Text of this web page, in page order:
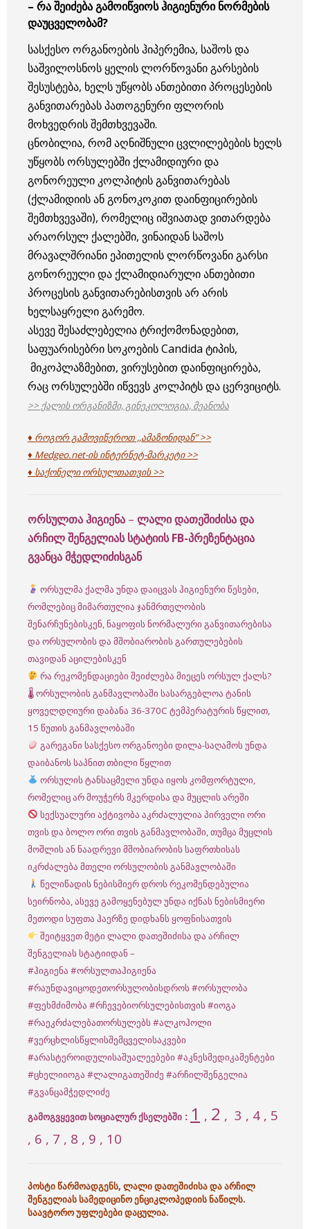
– რა შეიძება გამოიწვიოს ჰიგიენური ნორმების
დაუცველობამ?
სასქესო ორგანოების ჰიპერემია, საშოს და
საშვილოსნოს ყელის ლორწოვანი გარსების
შესუსტება, ხელს უწყობს ანთებითი პროცესების
განვითარებას პათოგენური ფლორის
მოხვედრის შემთხვევაში.
ცნობილია, რომ აღნიშნული ცვლილებების ხელს
უწყობს ორსულებში ქლამიდიური და
გონორეული კოლპიტის განვითარებას
(ქლამიდიის ან გონოკოკით დაინფიცირების
შემთხვევაში), რომელიც იშვიათად ვითარდება
არაორსულ ქალებში, ვინაიდან საშოს
მრავალშრიანი ეპითელის ლორწოვანი გარსი
გონორეული და ქლამიდიარული ანთებითი
პროცესის განვითარებისთვის არ არის
ხელსაყრელი გარემო.
ასევე შესაძლებელია ტრიქომონადებით,
საფუარისებრი სოკოების Candida ტიპის,
მიკოპლაზმებით, ვირუსებით დაინფიცირება,
რაც ორსულებში იწვევს კოლპიტს და ცერვიციტს.
>> ქალის ორგანიზმი, გინეკოლოგია, მეანობა
♦ როგორ გამოვიწეროთ ,,ამაზონიდან” >>
♦ Medgeo.net-ის ინტერნეტ-მარკეტი >>
♦ საქონელი ორსულთათვის >>
ორსულთა ჰიგიენა – ლალი დათეშიძისა და
არჩილ შენგელიას სტატიის FB-პრეზენტაცია
გვანცა მჭედლიძისგან
ორსულმა ქალმა უნდა დაიცვას ჰიგიენური წესები,
რომლებიც მიმართულია ჯანმრთელობის
შენარჩუნებისკენ, ნაყოფის ნორმალური განვითარებისა
და ორსულობის და მშობიარობის გართულებების
თავიდან აცილებისკენ
რა რეკომენდაციები შეიძლება მიეცეს ორსულ ქალს?
🌡 ორსულობის განმავლობაში სასარგებლოა ტანის
ყოველდღიური დაბანა 36-370C ტემპერატურის წყლით,
15 წუთის განმავლობაში
გარეგანი სასქესო ორგანოები დილა-საღამოს უნდა
დაიბანოს საპნით თბილი წყლით
ორსულის ტანსაცმელი უნდა იყოს კომფორტული,
რომელიც არ მოუჭერს მკერდისა და მუცლის არეში
სექსუალური აქტივობა აკრძალულია პირველი ორი
თვის და ბოლო ორი თვის განმავლობაში, თუმცა მუცლის
მოშლის ან ნაადრევი მშობიარობის საფრთხისას
იკრძალება მთელი ორსულობის განმავლობაში
წელიწადის ნებისმიერ დროს რეკომენდებულია
სეირნობა, ასევე გამოყენებულ უნდა იქნას ნებისმიერი
მეთოდი სუფთა ჰაერზე დიდხანს ყოფნისათვის
შეიტყვეთ მეტი ლალი დათეშიძისა და არჩილ
შენგელიას სტატიიდან –
#ჰიგიენა #ორსულთაჰიგიენა
#რაუნდავიცოდეთორსულობისდროს #ორსულობა
#ფეხმძიმობა #რჩევებიორსულებისთვის #იოგა
#რაეკრძალებათორსულებს #ალკოჰოლი
#ვერცხლისწყლისშემცველისაკვები
#არასტეროიდულისაშუალეებები #აკნესმედიკამენტები
#ცხელიიოგა #ლალიგათეშიძე #არჩილშენგელია
#გვანცამჭედლიძე
გამოგვყევით სოციალურ ქსელებში : 1 , 2 , 3 , 4 , 5
, 6 , 7 , 8 , 9 , 10
პოსტი წარმოადგენს, ლალი დათეშიძისა და არჩილ
შენგელიას სამედიცინო ენციკლოპედიის ნაწილს.
საავტორო უფლებები დაცულია.